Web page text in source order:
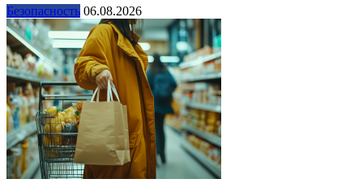
Безопасность 06.08.2026